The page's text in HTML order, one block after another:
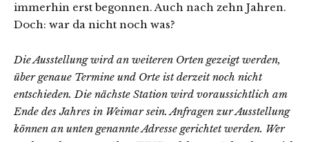
immerhin erst begonnen. Auch nach zehn Jahren.
Doch: war da nicht noch was?
Die Ausstellung wird an weiteren Orten gezeigt werden,
über genaue Termine und Orte ist derzeit noch nicht
entschieden. Die nächste Station wird voraussichtlich am
Ende des Jahres in Weimar sein. Anfragen zur Ausstellung
können an unten genannte Adresse gerichtet werden. Wer